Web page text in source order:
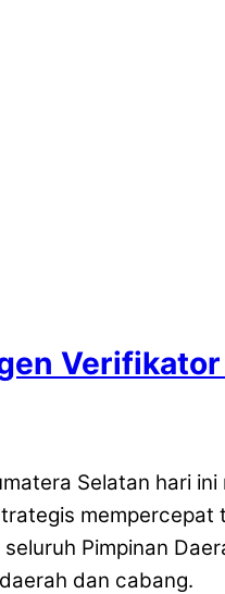
Selatan hari
Pimpinan
dan cabang.